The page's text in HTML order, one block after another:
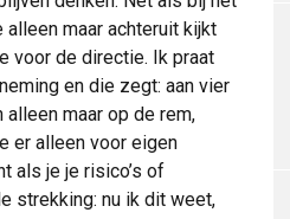
alleen maar achteruit kijkt
voor de directie. Ik praat
en die zegt: aan vier
maar op de rem,
er alleen voor eigen
als je je risico’s of
strekking: nu ik dit weet,